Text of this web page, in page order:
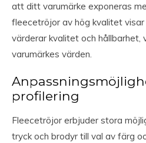
att ditt varumärke exponeras
fleecetröjor av hög kvalitet
värderar kvalitet och hållbarhet,
varumärkes värden.
profilering
Fleecetröjor erbjuder stora
tryck och brodyr till val av färg